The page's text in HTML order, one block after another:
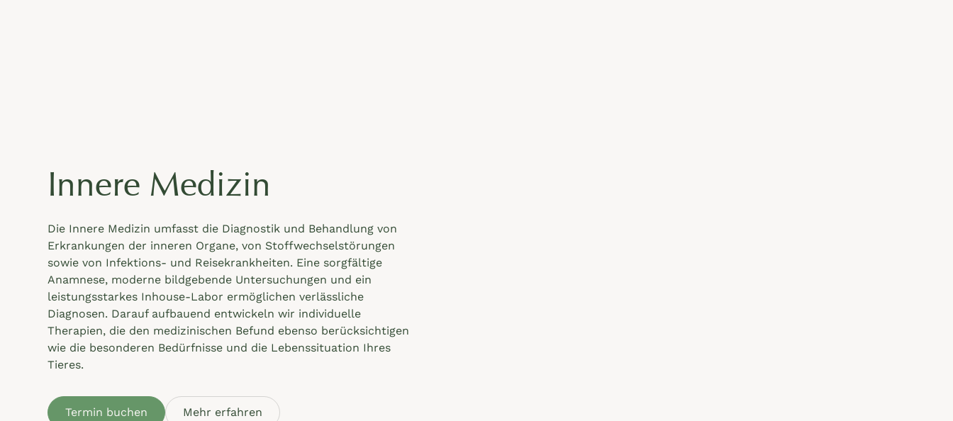
Innere Medizin
Die Innere Medizin umfasst die Diagnostik und Behandlung von
Erkrankungen der inneren Organe, von Stoffwechselstörungen
sowie von Infektions- und Reisekrankheiten. Eine sorgfältige
Anamnese, moderne bildgebende Untersuchungen und ein
leistungsstarkes Inhouse-Labor ermöglichen verlässliche
Diagnosen. Darauf aufbauend entwickeln wir individuelle
Therapien, die den medizinischen Befund ebenso berücksichtigen
wie die besonderen Bedürfnisse und die Lebenssituation Ihres
Tieres.
Termin buchen Mehr erfahren